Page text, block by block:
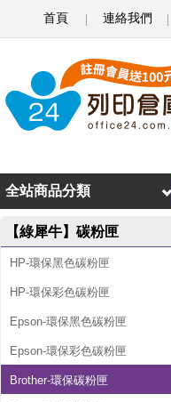
首頁 連絡我們
犀
牛
o
r
B
o
h
e
全站商品分類
【綠犀牛】碳粉匣
HP-環保黑色碳粉匣
HP-環保彩色碳粉匣
Epson-環保黑色碳粉匣
Epson-環保彩色碳粉匣
Brother-環保碳粉匣